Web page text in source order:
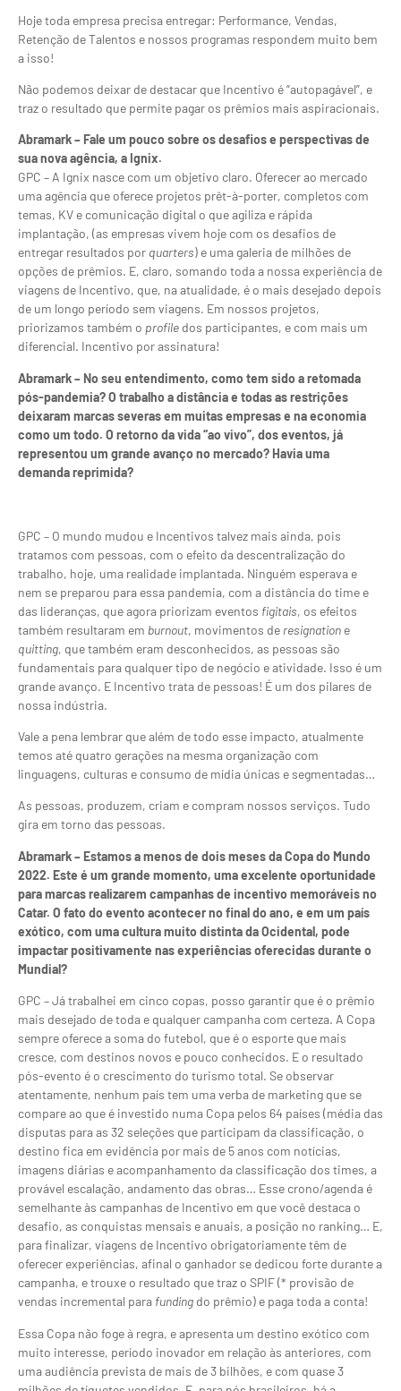
Hoje toda empresa precisa entregar: Performance, Vendas,
Retenção de Talentos e nossos programas respondem muito bem
a isso!
Não podemos deixar de destacar que Incentivo é “autopagável”, e
traz o resultado que permite pagar os prêmios mais aspiracionais.
Abramark – Fale um pouco sobre os desafios e perspectivas de
sua nova agência, a Ignix.
GPC – A Ignix nasce com um objetivo claro. Oferecer ao mercado
uma agência que oferece projetos prêt-à-porter, completos com
temas, KV e comunicação digital o que agiliza e rápida
implantação, (as empresas vivem hoje com os desafios de
entregar resultados por quarters) e uma galeria de milhões de
opções de prêmios. E, claro, somando toda a nossa experiência de
viagens de Incentivo, que, na atualidade, é o mais desejado depois
de um longo período sem viagens. Em nossos projetos,
priorizamos também o profile dos participantes, e com mais um
diferencial. Incentivo por assinatura!
Abramark – No seu entendimento, como tem sido a retomada
pós-pandemia? O trabalho a distância e todas as restrições
deixaram marcas severas em muitas empresas e na economia
como um todo. O retorno da vida “ao vivo”, dos eventos, já
representou um grande avanço no mercado? Havia uma
demanda reprimida?
GPC – O mundo mudou e Incentivos talvez mais ainda, pois
tratamos com pessoas, com o efeito da descentralização do
trabalho, hoje, uma realidade implantada. Ninguém esperava e
nem se preparou para essa pandemia, com a distância do time e
das lideranças, que agora priorizam eventos figitais, os efeitos
também resultaram em burnout, movimentos de resignation e
quitting, que também eram desconhecidos, as pessoas são
fundamentais para qualquer tipo de negócio e atividade. Isso é um
grande avanço. E Incentivo trata de pessoas! É um dos pilares de
nossa indústria.
Vale a pena lembrar que além de todo esse impacto, atualmente
temos até quatro gerações na mesma organização com
linguagens, culturas e consumo de mídia únicas e segmentadas…
As pessoas, produzem, criam e compram nossos serviços. Tudo
gira em torno das pessoas.
Abramark – Estamos a menos de dois meses da Copa do Mundo
2022. Este é um grande momento, uma excelente oportunidade
para marcas realizarem campanhas de incentivo memoráveis no
Catar. O fato do evento acontecer no final do ano, e em um país
exótico, com uma cultura muito distinta da Ocidental, pode
impactar positivamente nas experiências oferecidas durante o
Mundial?
GPC – Já trabalhei em cinco copas, posso garantir que é o prêmio
mais desejado de toda e qualquer campanha com certeza. A Copa
sempre oferece a soma do futebol, que é o esporte que mais
cresce, com destinos novos e pouco conhecidos. E o resultado
pós-evento é o crescimento do turismo total. Se observar
atentamente, nenhum país tem uma verba de marketing que se
compare ao que é investido numa Copa pelos 64 países (média das
disputas para as 32 seleções que participam da classificação, o
destino fica em evidência por mais de 5 anos com notícias,
imagens diárias e acompanhamento da classificação dos times, a
provável escalação, andamento das obras… Esse crono/agenda é
semelhante às campanhas de Incentivo em que você destaca o
desafio, as conquistas mensais e anuais, a posição no ranking… E,
para finalizar, viagens de Incentivo obrigatoriamente têm de
oferecer experiências, afinal o ganhador se dedicou forte durante a
campanha, e trouxe o resultado que traz o SPIF (* provisão de
vendas incremental para funding do prêmio) e paga toda a conta!
Essa Copa não foge à regra, e apresenta um destino exótico com
muito interesse, período inovador em relação às anteriores, com
uma audiência prevista de mais de 3 bilhões, e com quase 3